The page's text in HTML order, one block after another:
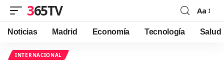
365TV
Font
Resizer
Aa
Noticias Madrid Economía Tecnología Salud
INTERNACIONAL